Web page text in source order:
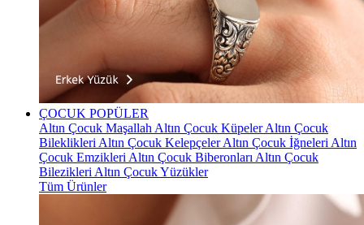
ÇOCUK POPÜLER
Altın Çocuk Maşallah Altın Çocuk KüpelerAltın Çocuk
Bileklikleri Altın Çocuk KelepçelerAltın Çocuk İğneleri Altın
Çocuk Emzikleri Altın Çocuk Biberonları Altın Çocuk
Bilezikleri Altın Çocuk Yüzükler
Tüm Ürünler